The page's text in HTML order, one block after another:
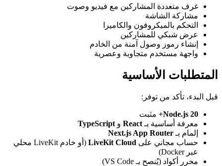
غرف متعددة المشاركين مع فيديو وصوت
مشاركة الشاشة
التحكم بالميكروفون والكاميرا
عرض شبكي للمشاركين
إنشاء رموز وصول آمنة من الخادم
واجهة مستخدم متجاوبة وعصرية
المتطلبات الأساسية
قبل البدء، تأكد من توفر:
Node.js 20+ مثبت
معرفة أساسية بـReactوTypeScript
إلمام بـNext.js App Router
حساب مجاني على LiveKit Cloud
(أو خادم LiveKit محلي
عبر Docker)
محرر أكواد (يُنصح بـ VS Code)